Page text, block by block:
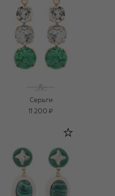
Серьги
11 200 ₽